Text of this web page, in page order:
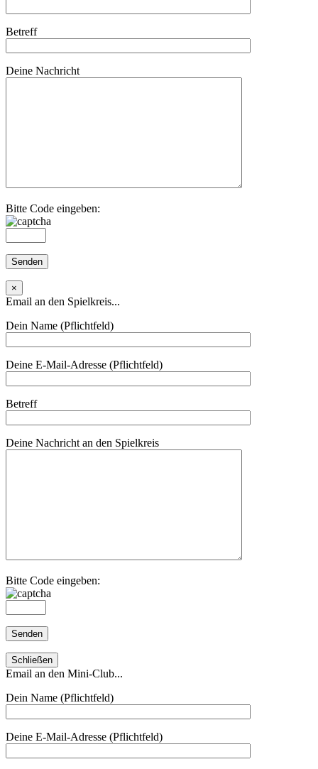
Betreff
Deine Nachricht
Bitte Code eingeben:
×
Email an den Spielkreis...
Dein Name (Pflichtfeld)
Deine E-Mail-Adresse (Pflichtfeld)
Betreff
Deine Nachricht an den Spielkreis
Bitte Code eingeben:
Schließen
Email an den Mini-Club...
Dein Name (Pflichtfeld)
Deine E-Mail-Adresse (Pflichtfeld)